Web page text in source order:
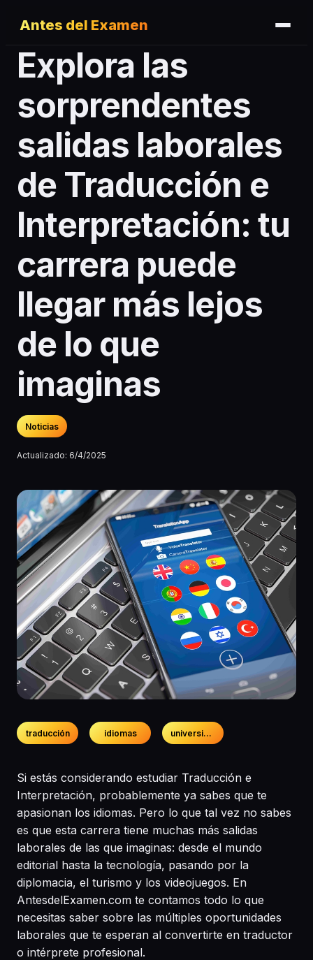
Antes del Examen
Explora las
sorprendentes
salidas laborales
de Traducción e
Interpretación: tu
carrera puede
llegar más lejos
de lo que
imaginas
Noticias
Actualizado: 6/4/2025
traducción idiomas universidad
Si estás considerando estudiar Traducción e
Interpretación, probablemente ya sabes que te
apasionan los idiomas. Pero lo que tal vez no sabes
es que esta carrera tiene muchas más salidas
laborales de las que imaginas: desde el mundo
editorial hasta la tecnología, pasando por la
diplomacia, el turismo y los videojuegos. En
AntesdelExamen.com te contamos todo lo que
necesitas saber sobre las múltiples oportunidades
laborales que te esperan al convertirte en traductor
o intérprete profesional.